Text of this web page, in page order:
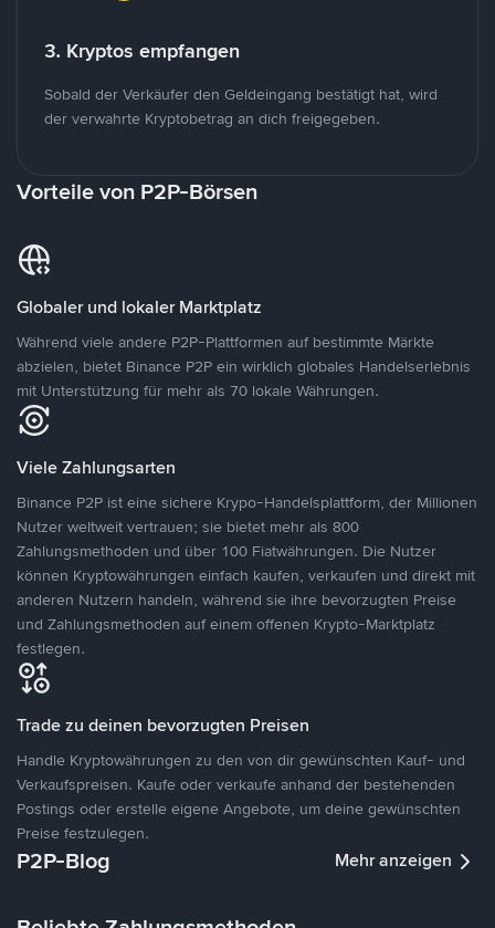
3. Kryptos empfangen
Sobald der Verkäufer den Geldeingang bestätigt hat, wird
der verwahrte Kryptobetrag an dich freigegeben.
Vorteile von P2P-Börsen
Globaler und lokaler Marktplatz
Während viele andere P2P-Plattformen auf bestimmte Märkte
abzielen, bietet Binance P2P ein wirklich globales Handelserlebnis
mit Unterstützung für mehr als 70 lokale Währungen.
Viele Zahlungsarten
Binance P2P ist eine sichere Krypo-Handelsplattform, der Millionen
Nutzer weltweit vertrauen; sie bietet mehr als 800
Zahlungsmethoden und über 100 Fiatwährungen. Die Nutzer
können Kryptowährungen einfach kaufen, verkaufen und direkt mit
anderen Nutzern handeln, während sie ihre bevorzugten Preise
und Zahlungsmethoden auf einem offenen Krypto-Marktplatz
festlegen.
Trade zu deinen bevorzugten Preisen
Handle Kryptowährungen zu den von dir gewünschten Kauf- und
Verkaufspreisen. Kaufe oder verkaufe anhand der bestehenden
Postings oder erstelle eigene Angebote, um deine gewünschten
Preise festzulegen.
P2P-Blog Mehr anzeigen